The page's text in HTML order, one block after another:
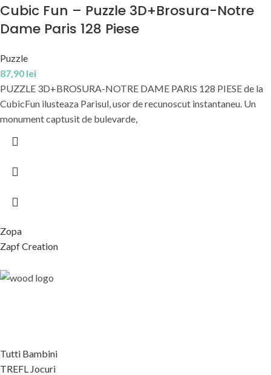
Cubic Fun – Puzzle 3D+Brosura-Notre
Dame Paris 128 Piese
Puzzle
87,90 lei
PUZZLE 3D+BROSURA-NOTRE DAME PARIS 128 PIESE de la
CubicFun ilusteaza Parisul, usor de recunoscut instantaneu. Un
monument captusit de bulevarde,
Zopa
Zapf Creation
Tutti Bambini
TREFL Jocuri